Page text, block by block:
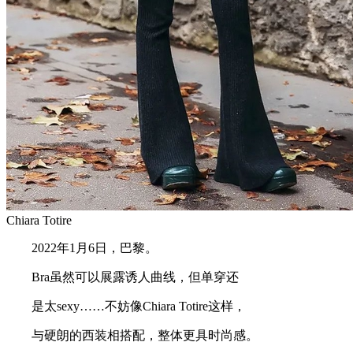
Chiara Totire
2022年1月6日，巴黎。
Bra虽然可以展露诱人曲线，但单穿还
是太sexy……不妨像Chiara Totire这样，
与硬朗的西装相搭配，整体更具时尚感。